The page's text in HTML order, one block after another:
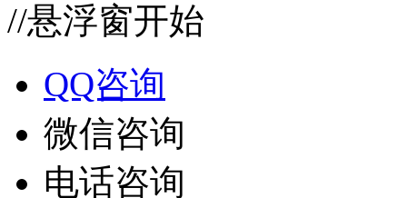
//悬浮窗开始
QQ咨询
微信咨询
电话咨询